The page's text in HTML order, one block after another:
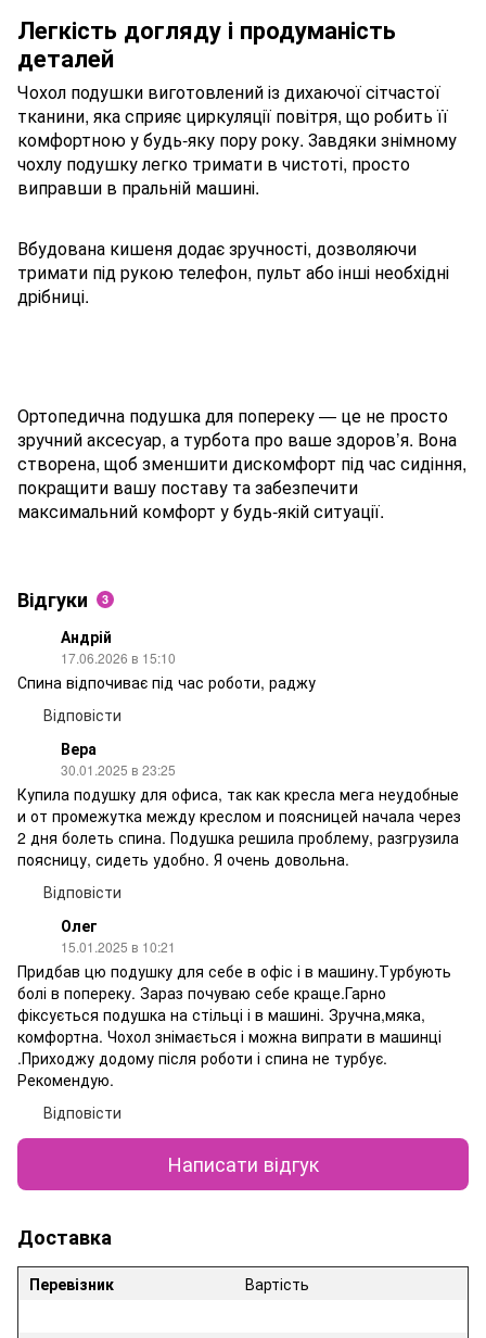
Легкість догляду і продуманість
деталей
Чохол подушки виготовлений із дихаючої сітчастої
тканини, яка сприяє циркуляції повітря, що робить її
комфортною у будь-яку пору року. Завдяки знімному
чохлу подушку легко тримати в чистоті, просто
виправши в пральній машині.
Вбудована кишеня додає зручності, дозволяючи
тримати під рукою телефон, пульт або інші необхідні
дрібниці.
Ортопедична подушка для попереку — це не просто
зручний аксесуар, а турбота про ваше здоров’я. Вона
створена, щоб зменшити дискомфорт під час сидіння,
покращити вашу поставу та забезпечити
максимальний комфорт у будь-якій ситуації.
Відгуки 3
Андрій
17.06.2026 в 15:10
Спина відпочиває під час роботи, раджу
Відповісти
Вера
30.01.2025 в 23:25
Купила подушку для офиса, так как кресла мега неудобные
и от промежутка между креслом и поясницей начала через
2 дня болеть спина. Подушка решила проблему, разгрузила
поясницу, сидеть удобно. Я очень довольна.
Відповісти
Олег
15.01.2025 в 10:21
Придбав цю подушку для себе в офіс і в машину.Турбують
болі в попереку. Зараз почуваю себе краще.Гарно
фіксується подушка на стільці і в машині. Зручна,мяка,
комфортна. Чохол знімається і можна випрати в машинці
.Приходжу додому після роботи і спина не турбує.
Рекомендую.
Відповісти
Написати відгук
Доставка
Перевізник Вартість